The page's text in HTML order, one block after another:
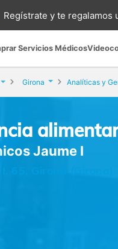
Regístrate yte regalamos
Servicios Médicos
Girona Analíticas y
Jaume I